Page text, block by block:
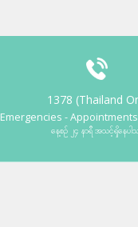
1378 (Thailand
Emergencies -
နေ့စဉ် ၂၄ နာရီ အသင့်ရှိနေပါ